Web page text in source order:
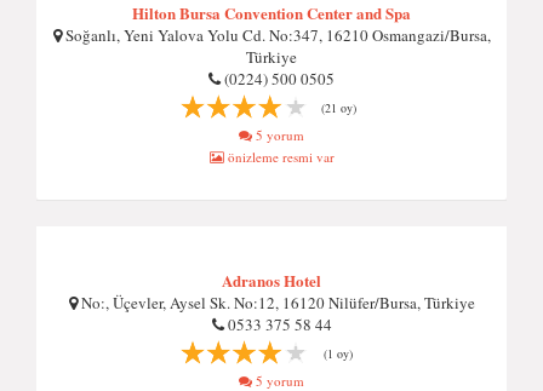
Hilton Bursa Convention Center and Spa
Soğanlı, Yeni Yalova Yolu Cd. No:347, 16210 Osmangazi/Bursa,
Türkiye
(0224) 500 0505
(21 oy)
5 yorum
önizleme resmi var
Adranos Hotel
No:, Üçevler, Aysel Sk. No:12, 16120 Nilüfer/Bursa, Türkiye
0533 375 58 44
(1 oy)
5 yorum